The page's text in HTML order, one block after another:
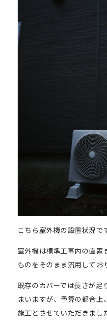
こちら室外機の設置状況で
室外機は標準工事内の直置
ものをそのまま流用してお
既存のカバーでは長さが足
まいますが、予算の都合
施工とさせていただきまし